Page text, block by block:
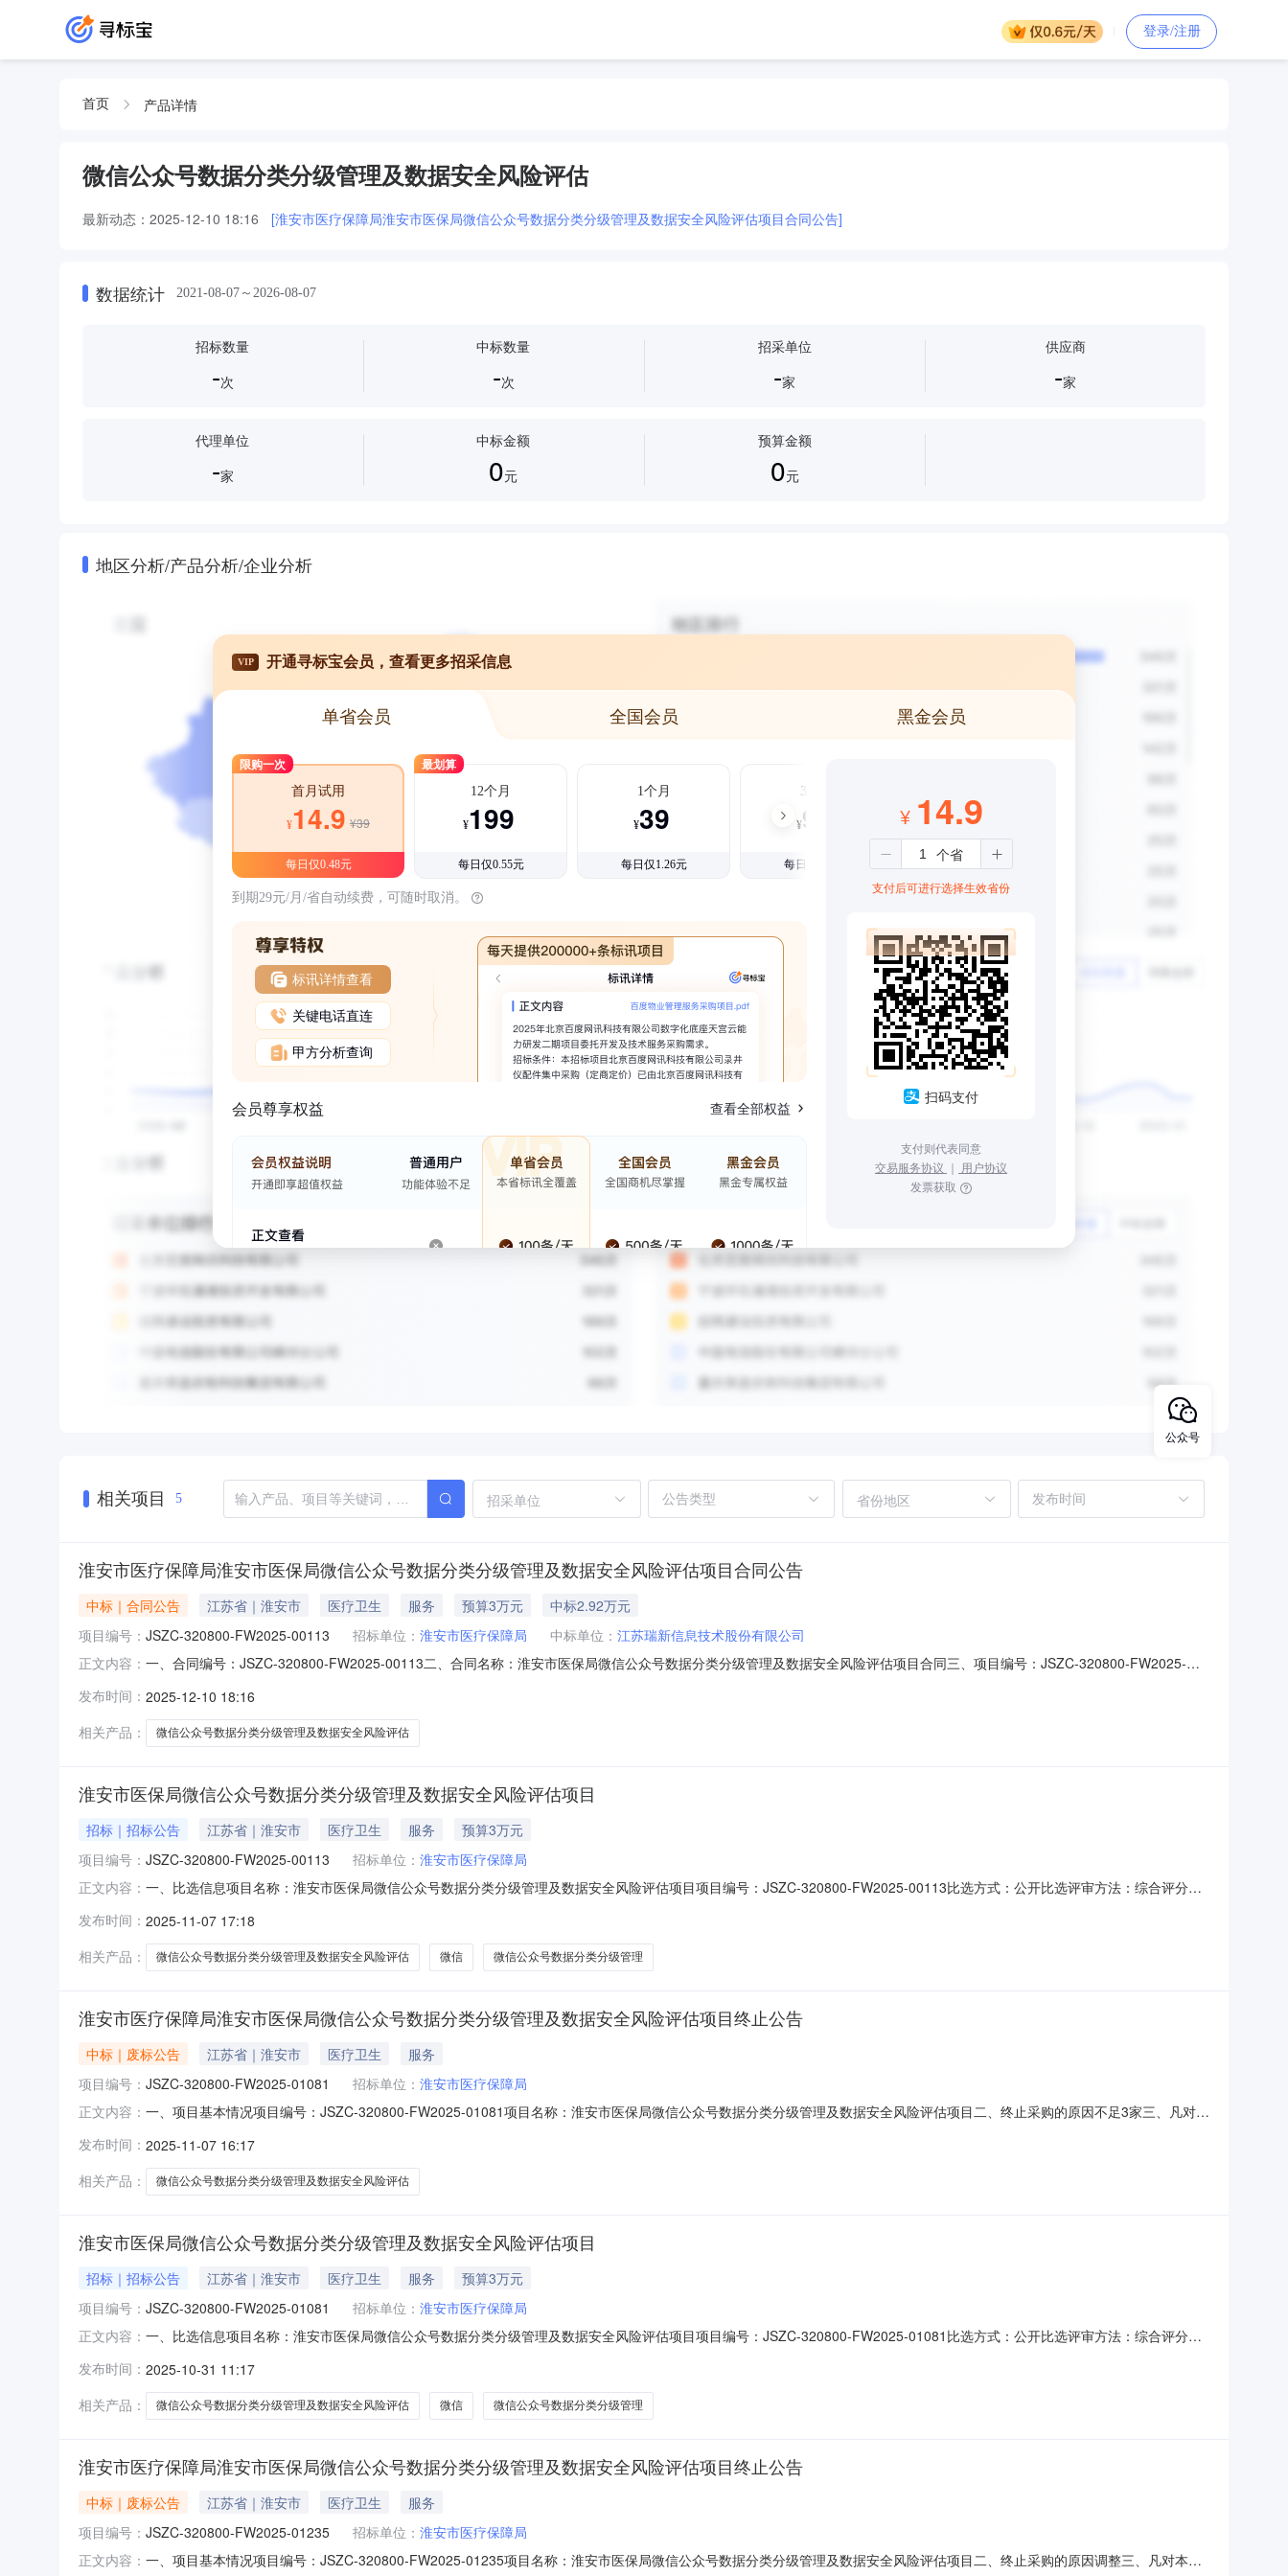
登录/注册
首页 产品详情
微信公众号数据分类分级管理及数据安全风险评估
最新动态： 2025-12-10 18:16 [淮安市医疗保障局淮安市医保局微信公众号数据分类分级管理及数据安全风险评估项目合同公告]
数据统计 2021-08-07～2026-08-07
招标数量
-次
中标数量
-次
招采单位
-家
供应商
-家
代理单位
-家
中标金额
0元
预算金额
0元
地区分析/产品分析/企业分析
VIP 开通寻标宝会员，查看更多招采信息
单省会员 全国会员 黑金会员
限购一次
首月试用
¥14.9 ¥39
每日仅0.48元
最划算
12个月
¥199
每日仅0.55元
1个月
¥39
每日仅1.26元
3个月
¥99
每日仅1.08元
到期29元/月/省自动续费，可随时取消。
标讯详情查看
关键电话直连
甲方分析查询
会员尊享权益 查看全部权益
¥ 14.9
支付后可进行选择生效省份
扫码支付
支付则代表同意
交易服务协议 ｜ 用户协议
发票获取
相关项目 5 招采单位 省份地区
淮安市医疗保障局淮安市医保局微信公众号数据分类分级管理及数据安全风险评估项目合同公告
中标｜合同公告 江苏省｜淮安市 医疗卫生 服务 预算3万元
中标2.92万元
项目编号： JSZC-320800-FW2025-00113 招标单位： 淮安市医疗保障局 中标单位： 江苏瑞新信息技术股份有限公司
正文内容： 一、合同编号：JSZC-320800-FW2025-00113二、合同名称：淮安市医保局微信公众号数据分类分级管理及数据安全风险评估项目合同三、项目编号：JSZC-320800-FW2025-
方）：江苏瑞新信息技术股份有限公司联系方式：13616122602六、合同主体信息1.主要标的信息：项目名称：淮安市医保局微信公众号数据分类分级管理及数据安全风险评
发布时间： 2025-12-10 18:16
相关产品：
微信公众号数据分类分级管理及数据安全风险评估
淮安市医保局微信公众号数据分类分级管理及数据安全风险评估项目
招标｜招标公告 江苏省｜淮安市 医疗卫生 服务
预算3万元
项目编号： JSZC-320800-FW2025-00113 招标单位： 淮安市医疗保障局
正文内容： 一、比选信息项目名称：淮安市医保局微信公众号数据分类分级管理及数据安全风险评估项目项目编号：JSZC-320800-FW2025-00113比选方式：公开比选评审方法：综合评分法
人姓名：周先生联系电话：83909082固定电话：响应开始时间：2025-11-0716:00响应截止时间：2025-11-1417:00二、比选供应商资格条件中
发布时间： 2025-11-07 17:18
相关产品：
微信公众号数据分类分级管理及数据安全风险评估 微信 微信公众号数据分类分级管理
淮安市医疗保障局淮安市医保局微信公众号数据分类分级管理及数据安全风险评估项目终止公告
中标｜废标公告 江苏省｜淮安市 医疗卫生
服务
项目编号： JSZC-320800-FW2025-01081 招标单位： 淮安市医疗保障局
正文内容： 一、项目基本情况项目编号：JSZC-320800-FW2025-01081项目名称：淮安市医保局微信公众号数据分类分级管理及数据安全风险评估项目二、终止采购的原因不足3家三、凡对本
发布时间： 2025-11-07 16:17
相关产品：
微信公众号数据分类分级管理及数据安全风险评估
淮安市医保局微信公众号数据分类分级管理及数据安全风险评估项目
招标｜招标公告 江苏省｜淮安市 医疗卫生 服务
预算3万元
项目编号： JSZC-320800-FW2025-01081 招标单位： 淮安市医疗保障局
正文内容： 一、比选信息项目名称：淮安市医保局微信公众号数据分类分级管理及数据安全风险评估项目项目编号：JSZC-320800-FW2025-01081比选方式：公开比选评审方法：综合评分法
人姓名：周先生联系电话：83909082固定电话：响应开始时间：2025-10-3111:00响应
发布时间： 2025-10-31 11:17
相关产品：
微信公众号数据分类分级管理及数据安全风险评估 微信 微信公众号数据分类分级管理
淮安市医疗保障局淮安市医保局微信公众号数据分类分级管理及数据安全风险评估项目终止公告
中标｜废标公告 江苏省｜淮安市 医疗卫生
服务
项目编号： JSZC-320800-FW2025-01235 招标单位： 淮安市医疗保障局
正文内容： 一、项目基本情况项目编号：JSZC-320800-FW2025-01235项目名称：淮安市医保局微信公众号数据分类分级管理及数据安全风险评估项目二、终止采购的原因调整三、凡对本次
公众号